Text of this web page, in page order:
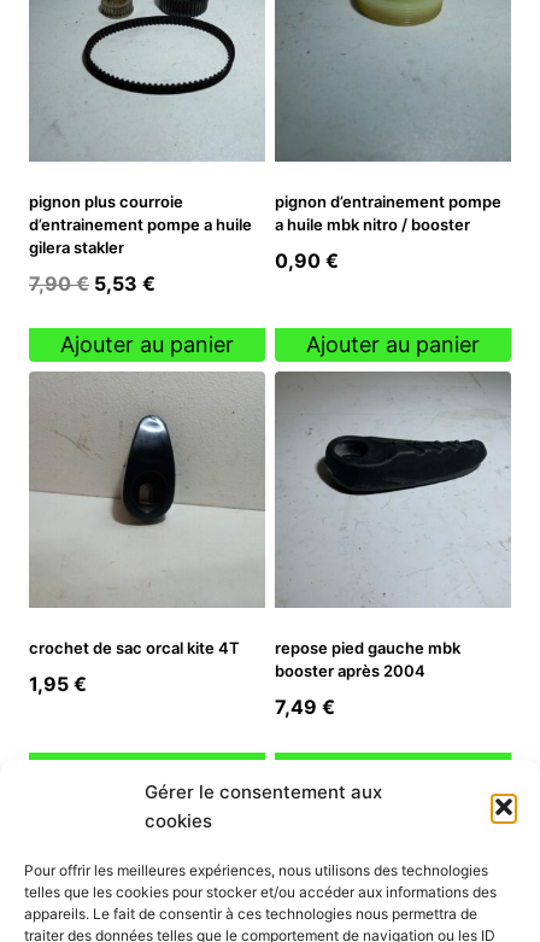
Gérer le consentement aux
cookies
Pour offrir les meilleures expériences, nous utilisons des technologies
telles que les cookies pour stocker et/ou accéder aux informations des
appareils. Le fait de consentir à ces technologies nous permettra de
traiter des données telles que le comportement de navigation ou les ID
pignon plus courroie
d’entrainement pompe a huile
gilera stakler
7,90€ Le
initial
était :
7,90 €.
5,53 €
actuel
est :
5,53 €.
Ajouter au panier
pignon d’entrainement pompe
a huile mbk nitro / booster
0,90 €
Ajouter au panier
crochet de sac orcal kite 4T
1,95 €
Ajouter au panier
repose pied gauche mbk
booster après 2004
7,49 €
Ajouter au panier
INFORMATION
Mon compte